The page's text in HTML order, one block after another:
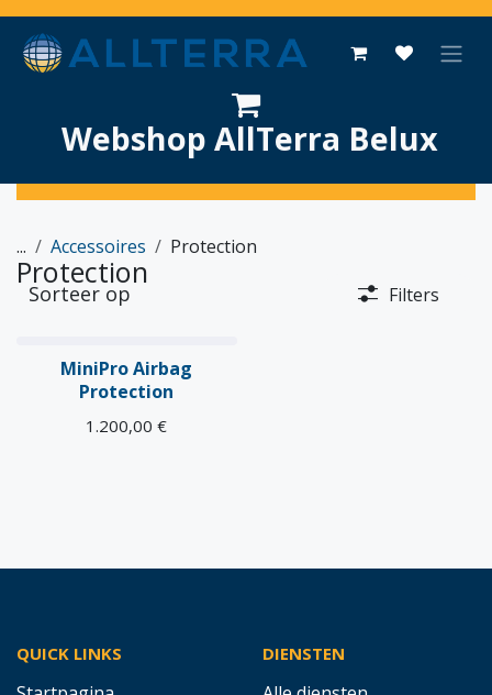
Overslaan naar inhoud
Webshop AllTerra Belux
... Accessoires Protection
Protection
Sorteer op Filters
Nieuw!
MiniPro Airbag
Protection
1.200,00 €
QUICK LINKS DIENSTEN